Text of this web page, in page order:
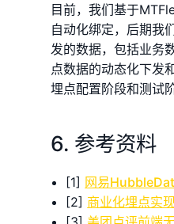
目前，我们基于
自动化绑定，后期我
发的数据，包括业务
点数据的动态化下发
埋点配置阶段和测试
6. 参考资料
[1] 网易
[2] 商业化埋点实